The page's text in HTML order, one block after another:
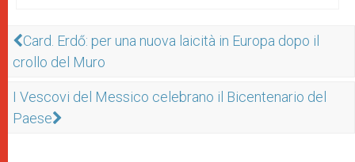
Card. Erdő: per una nuova laicità in Europa dopo il
crollo del Muro
I Vescovi del Messico celebrano il Bicentenario del
Paese